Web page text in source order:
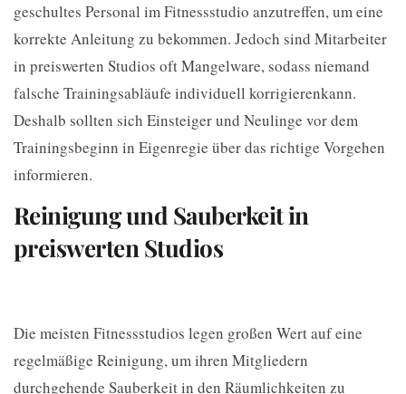
geschultes Personal im Fitnessstudio anzutreffen, um eine
korrekte Anleitung zu bekommen. Jedoch sind Mitarbeiter
in preiswerten Studios oft Mangelware, sodass niemand
falsche Trainingsabläufe individuell korrigierenkann.
Deshalb sollten sich Einsteiger und Neulinge vor dem
Trainingsbeginn in Eigenregie über das richtige Vorgehen
informieren.
Reinigung und Sauberkeit in
preiswerten Studios
Die meisten Fitnessstudios legen großen Wert auf eine
regelmäßige Reinigung, um ihren Mitgliedern
durchgehende Sauberkeit in den Räumlichkeiten zu